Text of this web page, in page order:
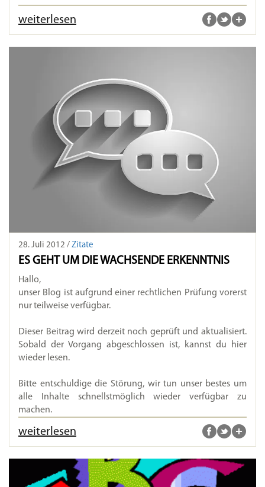
weiterlesen
28. Juli 2012 / Zitate
ES GEHT UM DIE WACHSENDE ERKENNTNIS
Hallo,
unser Blog ist aufgrund einer rechtlichen Prüfung vorerst
nur teilweise verfügbar.
Dieser Beitrag wird derzeit noch geprüft und aktualisiert.
Sobald der Vorgang abgeschlossen ist, kannst du hier
wieder lesen.
Bitte entschuldige die Störung, wir tun unser bestes um
alle Inhalte schnellstmöglich wieder verfügbar zu
machen.
weiterlesen